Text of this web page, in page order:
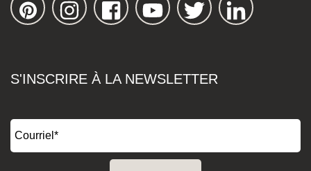
S'INSCRIRE À LA NEWSLETTER